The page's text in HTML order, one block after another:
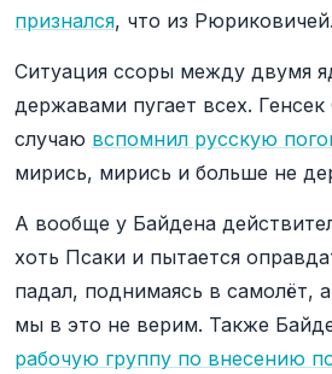
признался, что из Рюриковичей.
Ситуация ссоры между двумя
державами пугает всех.
случаю вспомнил русскую
мирись, мирись и больше не
А вообще у Байдена
хоть Псаки и пытается
падал, поднимаясь в самолёт, а
мы в это не верим. Также
рабочую группу по внесению